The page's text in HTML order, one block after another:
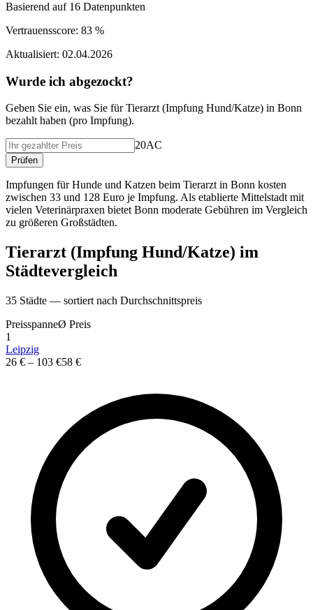
Basierend auf 16 Datenpunkten
Vertrauensscore: 83 %
Aktualisiert: 02.04.2026
Wurde ich abgezockt?
Geben Sie ein, was Sie fürTierarzt (Impfung Hund/Katze) in Bonn
bezahlt haben (pro Impfung).
20AC
Prüfen
Impfungen für Hunde und Katzen beim Tierarzt in Bonn kosten
zwischen 33 und 128 Euro je Impfung. Als etablierte Mittelstadt mit
vielen Veterinärpraxen bietet Bonn moderate Gebühren im Vergleich
zu größeren Großstädten.
Tierarzt (Impfung Hund/Katze) im
Städtevergleich
35 Städte — sortiert nach Durchschnittspreis
PreisspanneØ Preis
1
Leipzig
26 € – 103 €58 €